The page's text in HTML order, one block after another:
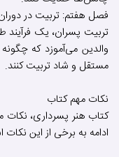
فصل هفتم: تربیت در
تربیت پسران، یک فرآیند
والدین می‌آموزد که
مستقل و شاد تربیت کنند.
نکات مهم کتاب
کتاب هنر پسرداری، نکات
ادامه به برخی از این نکات